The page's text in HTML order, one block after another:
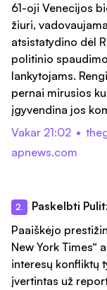
61-oji Venecijos
žiuri,
atsistatydino dėl
politinio
lankytojams.
pernai mirusios
įgyvendina jos
Vakar 21:02 •
apnews.com
2.
Paskelbti
Paaiškėjo
New York Times“
interesų konfliktų
įvertintas už